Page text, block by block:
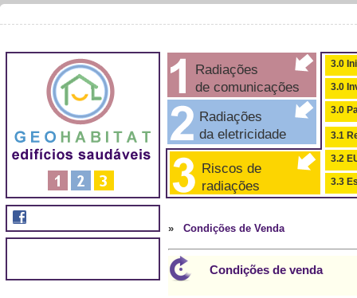
Radiações
de comunicações
Radiações
da eletricidade
Riscos de
radiações
3.0
3.0
3.0
3.1
3.2
3.3
» Condições de Venda
Condições de venda